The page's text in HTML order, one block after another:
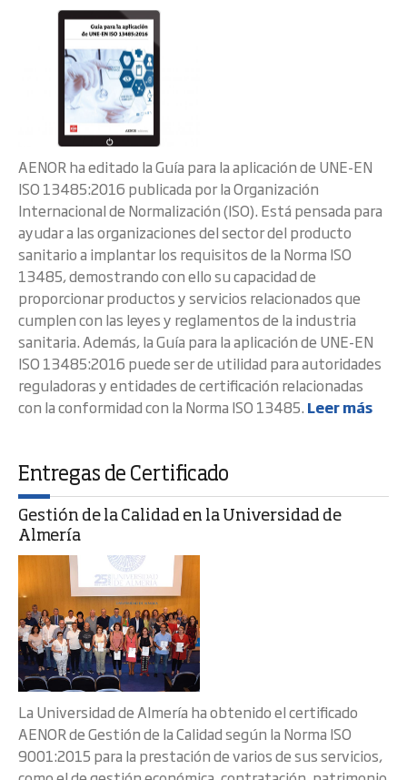
AENOR ha editado la Guía para la aplicación de UNE-EN
ISO 13485:2016 publicada por la Organización
Internacional de Normalización (ISO). Está pensada para
ayudar a las organizaciones del sector del producto
sanitario a implantar los requisitos de la Norma ISO
13485, demostrando con ello su capacidad de
proporcionar productos y servicios relacionados que
cumplen con las leyes y reglamentos de la industria
sanitaria. Además, la Guía para la aplicación de UNE-EN
ISO 13485:2016 puede ser de utilidad para autoridades
reguladoras y entidades de certificación relacionadas
con la conformidad con la Norma ISO 13485. Leer más
Entregas de Certificado
Gestión de la Calidad en la Universidad de
Almería
La Universidad de Almería ha obtenido el certificado
AENOR de Gestión de la Calidad según la Norma ISO
9001:2015 para la prestación de varios de sus servicios,